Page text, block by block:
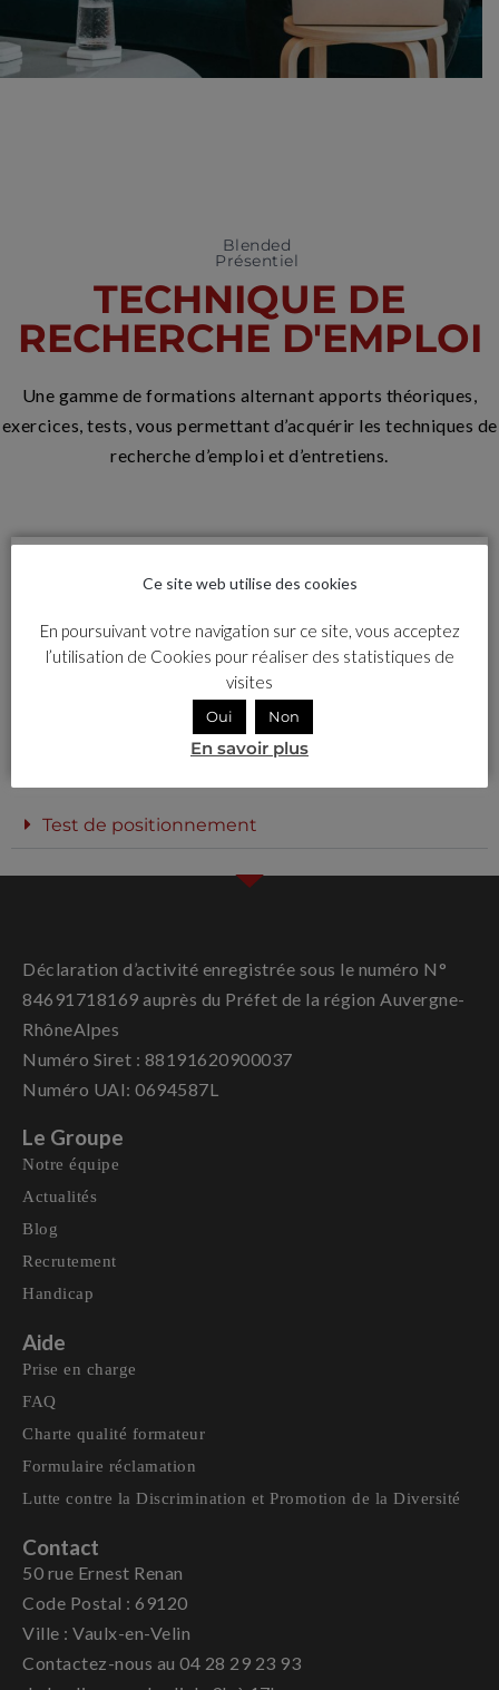
Blended
Présentiel
TECHNIQUE DE
RECHERCHE D'EMPLOI
Une gamme de formations alternant apports théoriques,
exercices, tests, vous permettant d’acquérir les techniques de
recherche d’emploi et d’entretiens.
Technique de recherche d'emploi
Test de positionnement
Déclaration d’activité enregistrée sous le numéro N°
84691718169 auprès du Préfet de la région Auvergne-
RhôneAlpes
Numéro Siret : 88191620900037
Numéro UAI: 0694587L
Le Groupe
Notre équipe
Actualités
Blog
Recrutement
Handicap
Aide
Prise en charge
FAQ
Charte qualité formateur
Formulaire réclamation
Lutte contre la Discrimination et Promotion de la Diversité
Contact
50 rue Ernest Renan
Code Postal : 69120
Ville : Vaulx-en-Velin
Contactez-nous au 04 28 29 23 93
Ce site web utilise des cookies
En poursuivant votre navigation sur ce site, vous acceptez
l’utilisation de Cookies pour réaliser des statistiques de
visites
Oui Non
En savoir plus